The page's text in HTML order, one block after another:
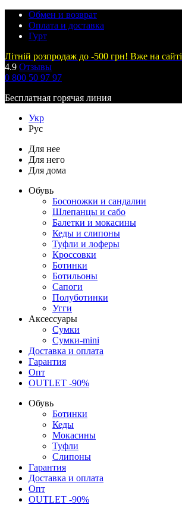
Обмен и возврат
Оплата и доставка
Гурт
Літній розпродаж до -500 грн! Вже на сайті
4.9 Отзывы
0 800 50 97 97
Бесплатная горячая линия
Укр
Рус
Для нее
Для него
Для дома
Обувь
Босоножки и сандалии
Шлепанцы и сабо
Балетки и мокасины
Кеды и слипоны
Туфли и лоферы
Кроссовки
Ботинки
Ботильоны
Сапоги
Полуботинки
Угги
Аксессуары
Сумки
Сумки-mini
Доставка и оплата
Гарантия
Опт
OUTLET -90%
Обувь
Ботинки
Кеды
Мокасины
Туфли
Слипоны
Гарантия
Доставка и оплата
Опт
OUTLET -90%